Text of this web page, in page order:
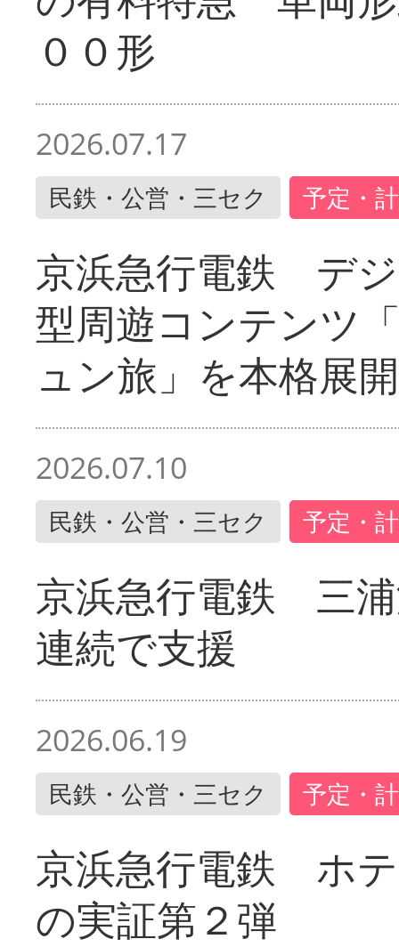
００形
2026.07.17
民鉄・公営・三セク 予定・
京浜急行電鉄 デ
型周遊コンテンツ
ュン旅」を本格展開
2026.07.10
民鉄・公営・三セク 予定・
京浜急行電鉄 三
連続で支援
2026.06.19
民鉄・公営・三セク 予定・
京浜急行電鉄 ホ
の実証第２弾